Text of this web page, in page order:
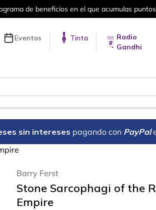
acumulas puntos en cada compra.
Eventos Tinta
Radio
Gandhi
sin intereses pagando con PayPal
Barry Ferst
Stone Sarcophagi of the
Empire